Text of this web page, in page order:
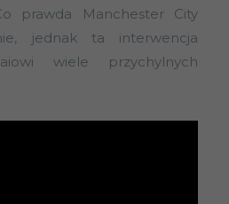
prawda Manchester City
jednak ta interwencja
wiele przychylnych